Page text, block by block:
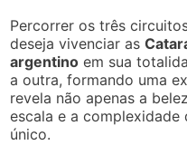
Percorrer os três
deseja vivenciar as
argentino em sua
a outra, formando uma
revela não apenas a
escala e a complexidade
único.